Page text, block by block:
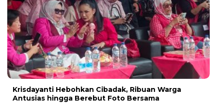
Krisdayanti Hebohkan Cibadak, Ribuan Warga
Antusias hingga Berebut Foto Bersama